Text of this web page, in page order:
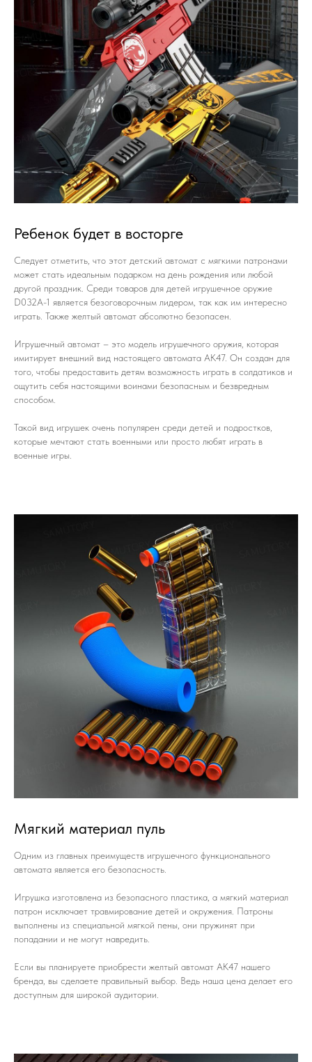
Ребенок будет в восторге
Следует отметить, что этот детский автомат с мягкими патронами
может стать идеальным подарком на день рождения или любой
другой праздник. Среди товаров для детей игрушечное оружие
D032A-1 является безоговорочным лидером, так как им интересно
играть. Также желтый автомат абсолютно безопасен.
Игрушечный автомат – это модель игрушечного оружия, которая
имитирует внешний вид настоящего автомата АК47. Он создан для
того, чтобы предоставить детям возможность играть в солдатиков и
ощутить себя настоящими воинами безопасным и безвредным
способом.
Такой вид игрушек очень популярен среди детей и подростков,
которые мечтают стать военными или просто любят играть в
военные игры.
Мягкий материал пуль
Одним из главных преимуществ игрушечного функционального
автомата является его безопасность.
Игрушка изготовлена из безопасного пластика, а мягкий материал
патрон исключает травмирование детей и окружения. Патроны
выполнены из специальной мягкой пены, они пружинят при
попадании и не могут навредить.
Если вы планируете приобрести желтый автомат AK47 нашего
бренда, вы сделаете правильный выбор. Ведь наша цена делает его
доступным для широкой аудитории.